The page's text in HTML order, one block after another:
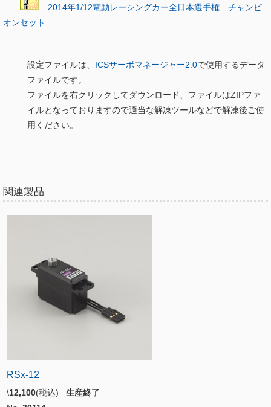
2014年1/12電動レーシングカー全日本選手権 チャンピ
オンセット
設定ファイルは、 ICSサーボマネージャー2.0で使用するデータ
ファイルです。
ファイルを右クリックしてダウンロード、ファイルはZIPファ
イルとなっておりますので適当な解凍ツールなどで解凍後ご使
用ください。
関連製品
RSx-12
\12,100(税込) 生産終了